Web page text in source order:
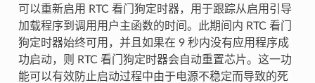
可以重新启用 RTC 看门狗定时器，用于跟踪从启用引导
加载程序到调用用户主函数的时间。此期间内 RTC 看门
狗定时器始终可用，并且如果在 9 秒内没有应用程序成
功启动，则 RTC 看门狗定时器会自动重置芯片。这一功
能可以有效防止启动过程中由于电源不稳定而导致的死